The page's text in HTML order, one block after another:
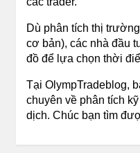
Dù phân tích thị
cơ bản), các nhà đầu
đồ để lựa chọn thời
Tại OlympTradeblog,
chuyên về phân tích
dịch. Chúc bạn tìm